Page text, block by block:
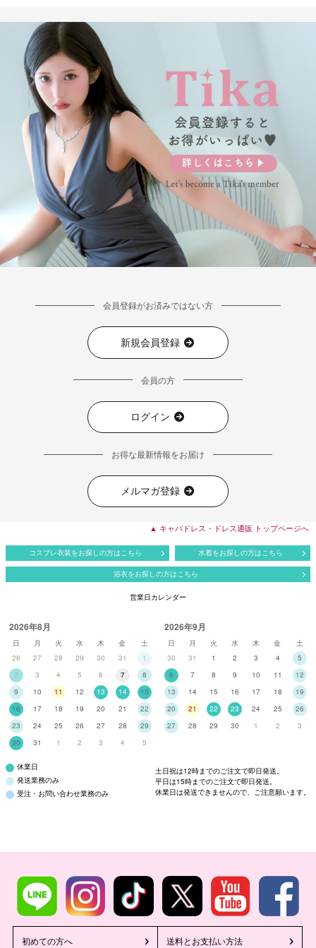
会員登録がお済みではない方
新規会員登録
会員の方
ログイン
お得な最新情報をお届け
メルマガ登録
▲ キャバドレス・ドレス通販 トップページへ
コスプレ衣装をお探しの方はこちら 水着をお探しの方はこちら
浴衣をお探しの方はこちら
営業日カレンダー
2026年8月
日 月 火 水 木 金
土
26
27 28 29 30 31
1
2
3 4 5 6 7
8
9
10 11 12 13 14
15
16
17 18 19 20 21
22
23
24 25 26 27 28
29
30
31 1 2 3 4 5
2026年9月
日 月 火 水 木 金
土
30
31 1 2 3 4
5
6
7 8 9 10 11
12
13
14 15 16 17 18
19
20
21 22 23 24 25
26
27
28 29 30 1 2 3
休業日
発送業務のみ
受注・お問い合わせ業務のみ
土日祝は12時までのご注文で即日発送。
平日は15時までのご注文で即日発送。
休業日は発送できませんので、ご注意願います。
初めての方へ 送料とお支払い方法